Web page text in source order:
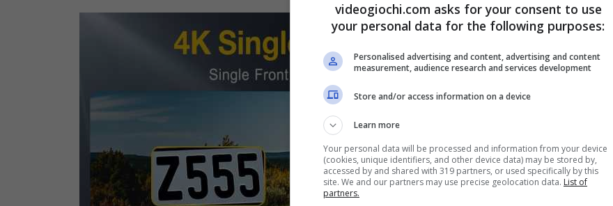
videogiochi.com asks for your consent to use
your personal data for the following purposes:
Personalised advertising and content, advertising and content
measurement, audience research and services development
Store and/or access information on a device
Learn more
Your personal data will be processed and information from your device
(cookies, unique identifiers, and other device data) may be stored by,
accessed by and shared with 319 partners, or used specifically by this
site. We and our partners may use precise geolocation data. List of
partners.